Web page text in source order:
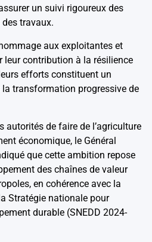
un suivi rigoureux des
travaux.
aux exploitantes et
contribution à la résilience
efforts constituent un
transformation progressive de
autorités de faire de l’agriculture
économique, le Général
que cette ambition repose
des chaînes de valeur
en cohérence avec la
Stratégie nationale pour
durable (SNEDD 2024-